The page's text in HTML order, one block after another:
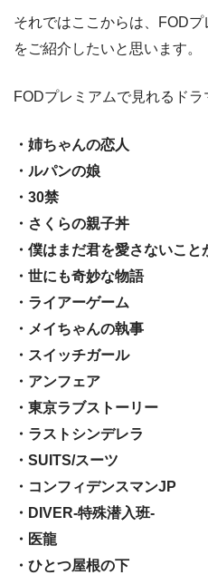
それではここからは、FOD
をご紹介したいと思います。
FODプレミアムで見れるドラ
・姉ちゃんの恋人
・ルパンの娘
・30禁
・さくらの親子丼
・僕はまだ君を愛さないこと
・世にも奇妙な物語
・ライアーゲーム
・メイちゃんの執事
・スイッチガール
・アンフェア
・東京ラブストーリー
・ラストシンデレラ
・SUITS/スーツ
・コンフィデンスマンJP
・DIVER-特殊潜入班-
・医龍
・ひとつ屋根の下